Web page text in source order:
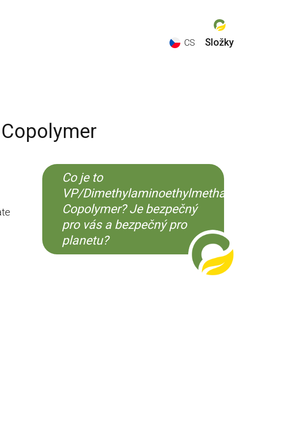
CS
Složky
Co je to
VP/Dimethylaminoethylmethacrylate
Copolymer? Je bezpečný
pro vás a bezpečný pro
planetu?